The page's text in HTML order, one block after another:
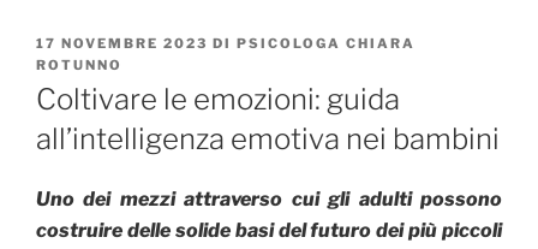
PUBBLICATO
IL
17 NOVEMBRE 2023 DI PSICOLOGA CHIARA
ROTUNNO
Coltivare le emozioni: guida
all’intelligenza emotiva nei bambini
Uno dei mezzi attraverso cui gli adulti possono
costruire delle solide basi del futuro dei più piccoli